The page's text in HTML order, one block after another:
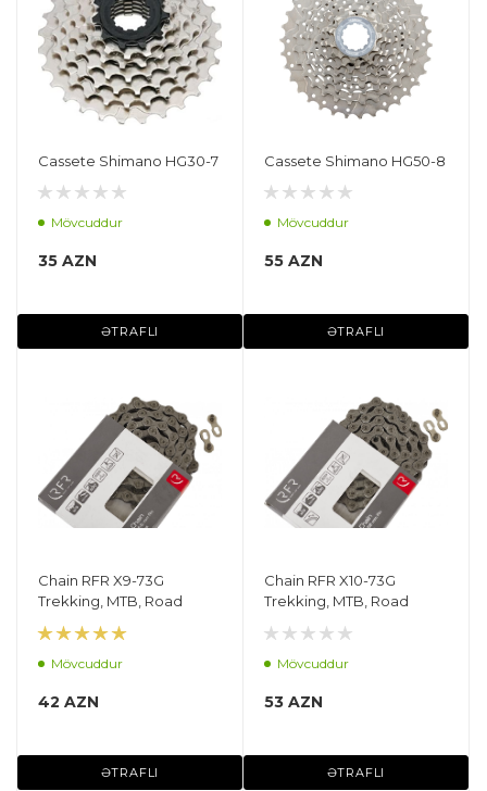
Cassete Shimano HG30-7
Mövcuddur
35 AZN
ƏTRAFLI
Cassete Shimano HG50-8
Mövcuddur
55 AZN
ƏTRAFLI
Chain RFR X9-73G
Trekking, MTB, Road
Mövcuddur
42 AZN
ƏTRAFLI
Chain RFR X10-73G
Trekking, MTB, Road
Mövcuddur
53 AZN
ƏTRAFLI